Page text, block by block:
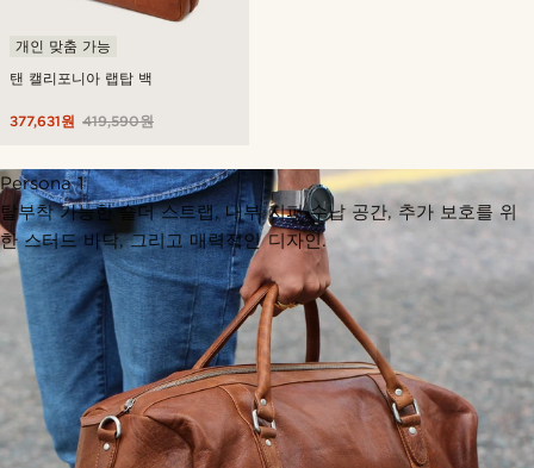
탠 캘리포니아 랩탑 백
개인 맞춤 가능
419,590원
377,631원
Persona 1
탈부착 가능한 숄더 스트랩, 내부 지퍼 수납 공간, 추가 보호를 위
한 스터드 바닥, 그리고 매력적인 디자인.